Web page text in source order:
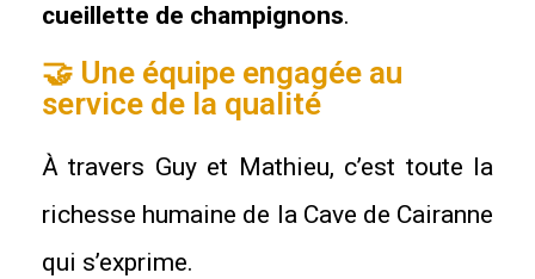
cueillette de champignons.
🤝 Une équipe engagée au
service de la qualité
À travers Guy et Mathieu, c’est toute la
richesse humaine de la Cave de Cairanne
qui s’exprime.